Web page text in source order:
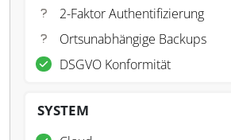
2-Faktor Authentifizierung
Ortsunabhängige Backups
DSGVO Konformität
SYSTEM